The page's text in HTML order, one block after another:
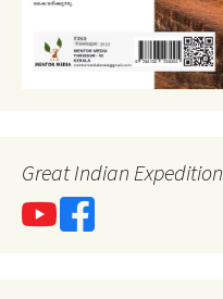
Great Indian Expedition